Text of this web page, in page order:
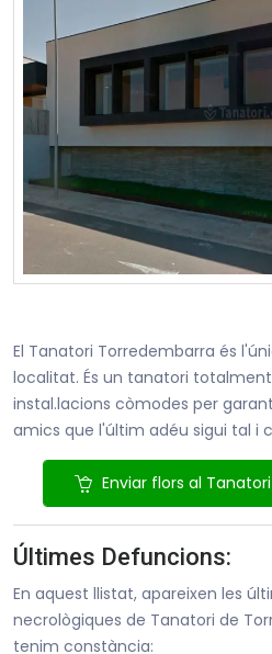
El Tanatori Torredembarra és
localitat. És un tanatori
instal.lacions còmodes per
amics que l'últim adéu sigui tal i
Enviar flors al
Últimes Defuncions:
En aquest llistat, apareixen les
necrològiques de Tanatori de
tenim constància: